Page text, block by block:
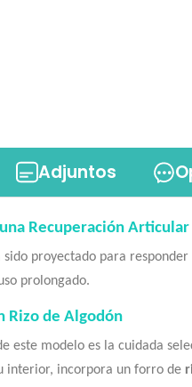
Adjuntos
Recuperación Articular
proyectado para
prolongado.
Rizo de Algodón
este modelo es la cuidada
interior, incorpora un forro de